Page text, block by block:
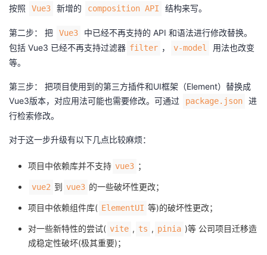
按照
Vue3 新增的 composition API 结构来写。
第二步： 把 Vue3
中已经不再支持的 API 和语法进行修改替换。
包括 Vue3 已经不再支持过滤器 filter ， v-model
用法也改变
等。
第三步： 把项目使用到的第三方插件和UI框架（Element）替换成
Vue3版本，对应用法可能也需要修改。可通过
package.json
进
行检索修改。
对于这一步升级有以下几点比较麻烦：
项目中依赖库并不支持 vue3 ；
vue2 到 vue3 的一些破坏性更改；
项目中依赖组件库( ElementUI 等)的破坏性更改；
对一些新特性的尝试( vite , ts , pinia )等 公司项目迁移造
成稳定性破坏(极其重要)；